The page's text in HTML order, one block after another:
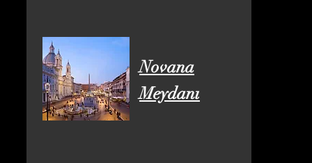
Novana
Meydanı